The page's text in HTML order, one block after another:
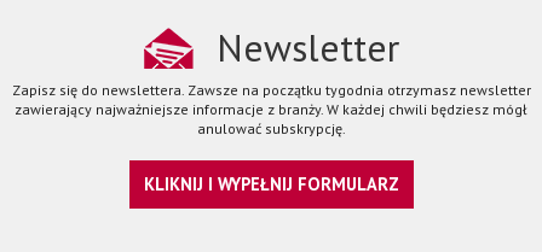
Newsletter
Zapisz się do newslettera. Zawsze na początku tygodnia otrzymasz newsletter
zawierający najważniejsze informacje z branży. W każdej chwili będziesz mógł
anulować subskrypcję.
KLIKNIJ I WYPEŁNIJ FORMULARZ